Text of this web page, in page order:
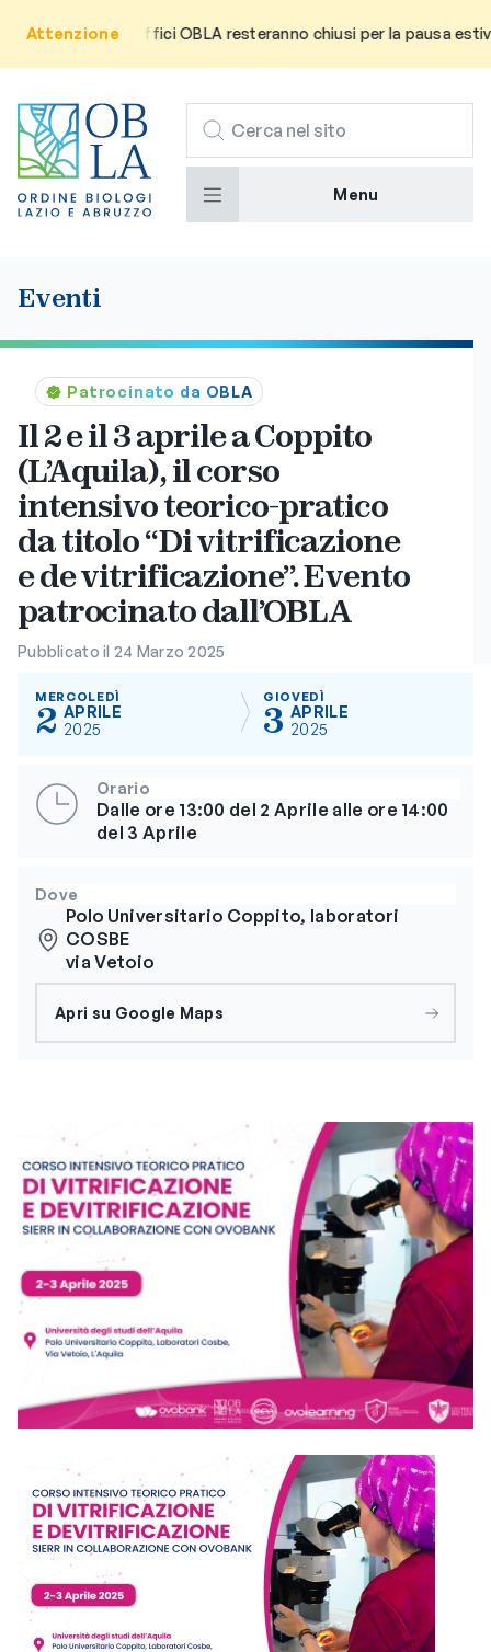
Attenzione
che gli uffici OBLA resteranno chiusi per la pausa estiva
CERCA
Menu
Eventi
Patrocinato da OBLA
Il 2 e il 3 aprile a Coppito
(L’Aquila), il corso
intensivo teorico-pratico
da titolo “Di vitrificazione
e de vitrificazione”. Evento
patrocinato dall’OBLA
Pubblicato il 24 Marzo 2025
MERCOLEDÌ
2 APRILE
2025
GIOVEDÌ
3 APRILE
2025
Orario
Dalle ore 13:00 del 2 Aprile alle ore 14:00
del 3 Aprile
Dove
Polo Universitario Coppito, laboratori
COSBE
via Vetoio
Apri su Google Maps